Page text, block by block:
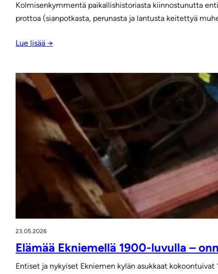
Kolmisenkymmentä paikallishistoriasta kiinnostunutta
prottoa (sianpotkasta, perunasta ja lantusta keitettyä
Lue lisää →
23.05.2026
Elämää Ekniemellä 1900-luvulla –
Entiset ja nykyiset Ekniemen kylän asukkaat